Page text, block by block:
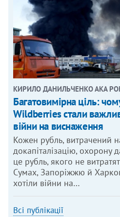
КИРИЛО ДАНИЛЬЧЕНКО АКА
Багатовимірна ціль:
Wildberries стали
війни на виснаження
Кожен рубль, витрачений
докапіталізацію, охорону
це рубль, якого не
Сумах, Запоріжжю й
хотіли війни на…
Всі публікації